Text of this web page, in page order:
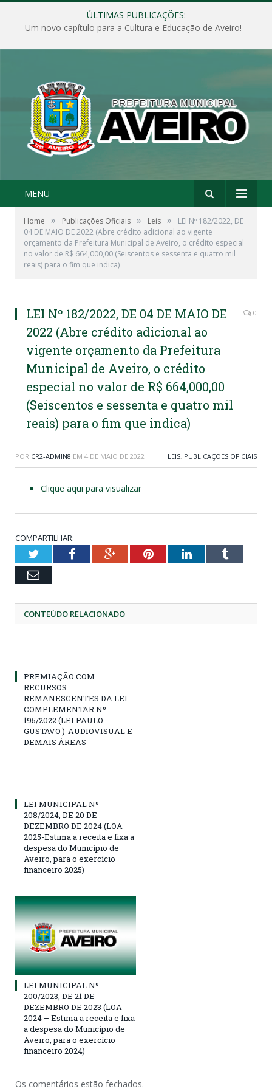
ÚLTIMAS PUBLICAÇÕES:
Um novo capítulo para a Cultura e Educação de Aveiro!
MENU
Home » Publicações Oficiais » Leis »
LEI Nº 182/2022, DE
04 DE MAIO DE 2022 (Abre crédito adicional ao vigente
orçamento da Prefeitura Municipal de Aveiro, o crédito especial
no valor de R$ 664,000,00 (Seiscentos e sessenta e quatro mil
reais) para o fim que indica)
LEI Nº 182/2022, DE 04 DE MAIO DE
2022 (Abre crédito adicional ao
vigente orçamento da Prefeitura
Municipal de Aveiro, o crédito
especial no valor de R$ 664,000,00
(Seiscentos e sessenta e quatro mil
reais) para o fim que indica)
0
POR CR2-ADMIN8 EM 4 DE MAIO DE 2022 LEIS, PUBLICAÇÕES OFICIAIS
Clique aqui para visualizar
COMPARTILHAR:
TwitterFacebookGoogle+PinterestLinkedInTumblr
Email
CONTEÚDO RELACIONADO
PREMIAÇÃO COM
RECURSOS
REMANESCENTES DA LEI
COMPLEMENTAR Nº
195/2022 (LEI PAULO
GUSTAVO )-AUDIOVISUAL E
DEMAIS ÁREAS
LEI MUNICIPAL Nº
208/2024, DE 20 DE
DEZEMBRO DE 2024 (LOA
2025-Estima a receita e fixa a
despesa do Município de
Aveiro, para o exercício
financeiro 2025)
LEI MUNICIPAL Nº
200/2023, DE 21 DE
DEZEMBRO DE 2023 (LOA
2024 – Estima a receita e fixa
a despesa do Município de
Aveiro, para o exercício
financeiro 2024)
Os comentários estão fechados.